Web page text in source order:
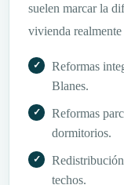
suelen marcar la
vivienda
Reformas
Blanes.
Reformas
dormitorios.
techos.